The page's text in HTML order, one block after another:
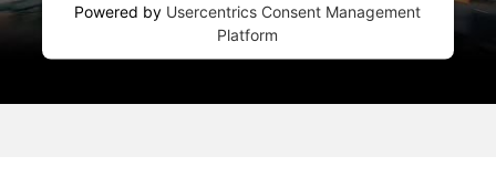
Powered by Usercentrics Consent Management
Platform